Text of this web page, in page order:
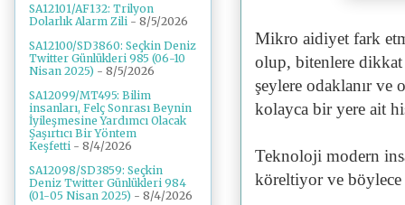
Mikro aidiyet fark
olup, bitenlere
şeylere odaklanır ve
kolayca bir yere ait
Teknoloji modern
köreltiyor ve
SA12101/AF132: Trilyon
Dolarlık Alarm Zili - 8/5/2026
SA12100/SD3860: Seçkin Deniz
Twitter Günlükleri 985 (06-10
Nisan 2025) - 8/5/2026
SA12099/MT495: Bilim
insanları, Felç Sonrası Beynin
İyileşmesine Yardımcı Olacak
Şaşırtıcı Bir Yöntem
Keşfetti - 8/4/2026
SA12098/SD3859: Seçkin
Deniz Twitter Günlükleri 984
(01-05 Nisan 2025) - 8/4/2026